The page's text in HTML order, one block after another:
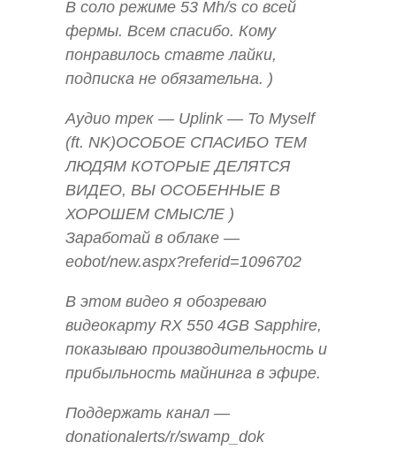
В соло режиме 53 Mh/s со всей
фермы. Всем спасибо. Кому
понравилось ставте лайки,
подписка не обязательна. )
Аудио трек — Uplink — To Myself
(ft. NK)ОСОБОЕ СПАСИБО ТЕМ
ЛЮДЯМ КОТОРЫЕ ДЕЛЯТСЯ
ВИДЕО, ВЫ ОСОБЕННЫЕ В
ХОРОШЕМ СМЫСЛЕ )
Заработай в облаке —
eobot/new.aspx?referid=1096702
В этом видео я обозреваю
видеокарту RX 550 4GB Sapphire,
показываю производительность и
прибыльность майнинга в эфире.
Поддержать канал —
donationalerts/r/swamp_dok